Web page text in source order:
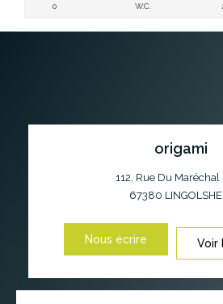
0 W.C.
origami
112, Rue Du Maréchal
67380
Nous écrire Voir